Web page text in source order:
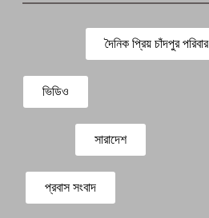
দৈনিক প্রিয় চাঁদপুর পরিবার
ভিডিও
সারাদেশ
প্রবাস সংবাদ